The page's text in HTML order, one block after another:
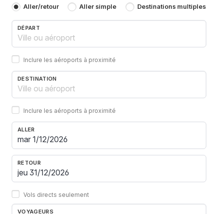
Aller/retour Aller simple Destinations multiples
DÉPART
Inclure les aéroports à proximité
DESTINATION
Inclure les aéroports à proximité
ALLER
RETOUR
Vols directs seulement
VOYAGEURS